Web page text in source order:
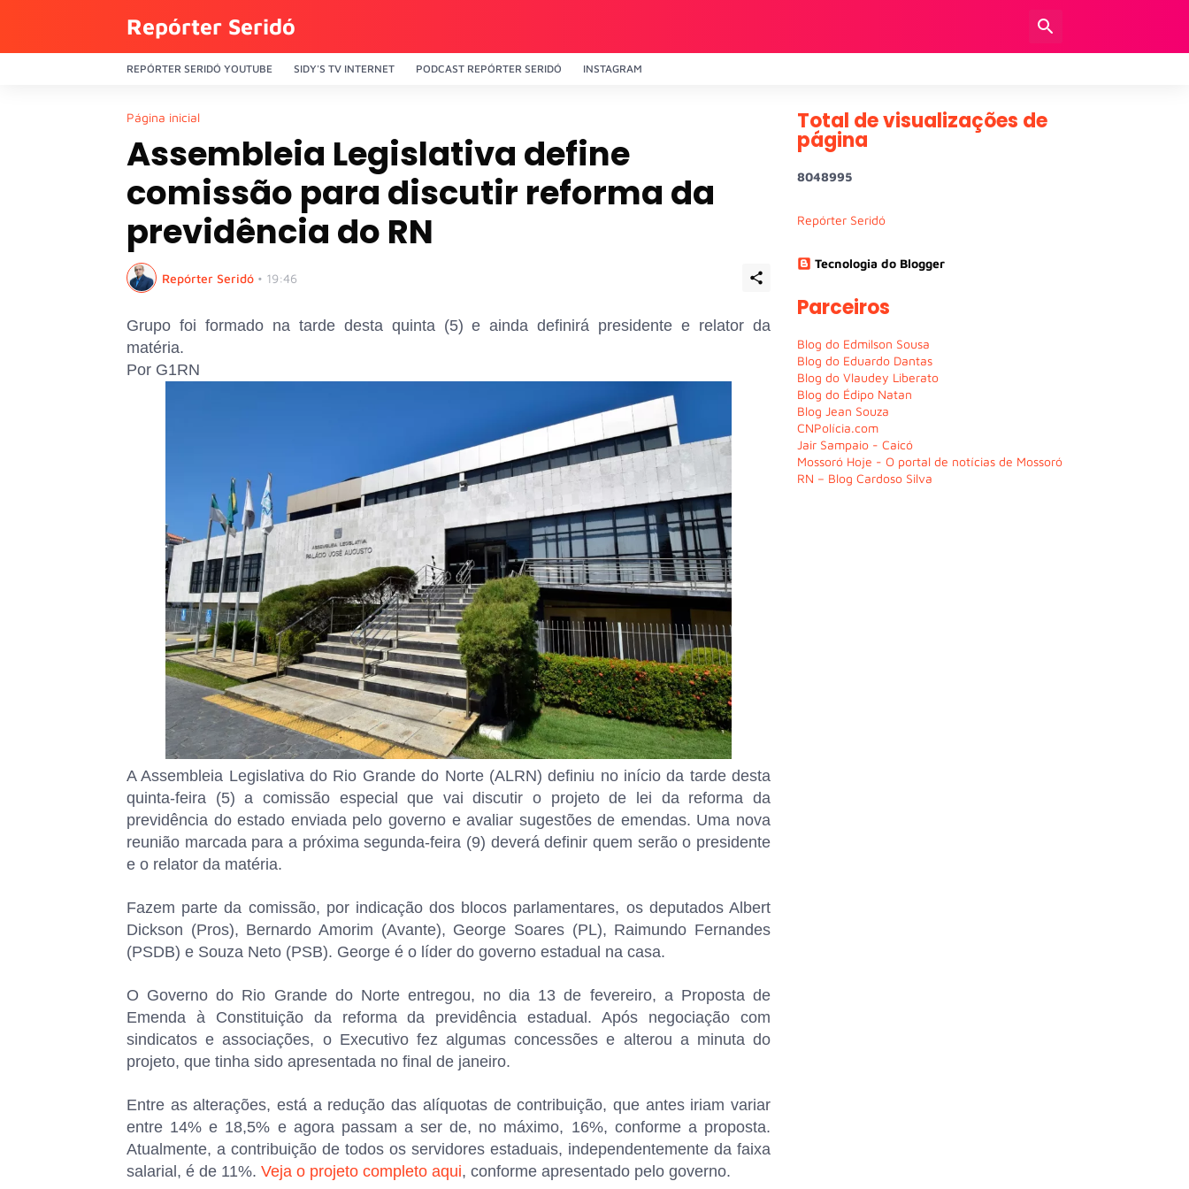
Repórter Seridó
REPÓRTER SERIDÓ YOUTUBE SIDY'S TV INTERNET PODCAST REPÓRTER SERIDÓ INSTAGRAM
Página inicial
Assembleia Legislativa define
comissão para discutir reforma da
previdência do RN
Repórter Seridó • 19:46
Grupo foi formado na tarde desta quinta (5) e ainda definirá presidente e relator da
matéria.
Por G1RN
A Assembleia Legislativa do Rio Grande do Norte (ALRN) definiu no início da tarde desta
quinta-feira (5) a comissão especial que vai discutir o projeto de lei da reforma da
previdência do estado enviada pelo governo e avaliar sugestões de emendas. Uma nova
reunião marcada para a próxima segunda-feira (9) deverá definir quem serão o presidente
e o relator da matéria.
Fazem parte da comissão, por indicação dos blocos parlamentares, os deputados Albert
Dickson (Pros), Bernardo Amorim (Avante), George Soares (PL), Raimundo Fernandes
(PSDB) e Souza Neto (PSB). George é o líder do governo estadual na casa.
O Governo do Rio Grande do Norte entregou, no dia 13 de fevereiro, a Proposta de
Emenda à Constituição da reforma da previdência estadual. Após negociação com
sindicatos e associações, o Executivo fez algumas concessões e alterou a minuta do
projeto, que tinha sido apresentada no final de janeiro.
Entre as alterações, está a redução das alíquotas de contribuição, que antes iriam variar
entre 14% e 18,5% e agora passam a ser de, no máximo, 16%, conforme a proposta.
Atualmente, a contribuição de todos os servidores estaduais, independentemente da faixa
salarial, é de 11%. Veja o projeto completo aqui, conforme apresentado pelo governo.
Total de visualizações de
página
8048995
Repórter Seridó
Tecnologia do Blogger
Parceiros
Blog do Edmilson Sousa
Blog do Eduardo Dantas
Blog do Vlaudey Liberato
Blog do Édipo Natan
Blog Jean Souza
CNPolícia.com
Jair Sampaio - Caicó
Mossoró Hoje - O portal de notícias de Mossoró
RN – Blog Cardoso Silva